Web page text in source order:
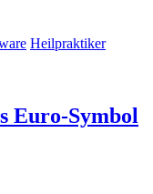
Heilpraktiker
Euro-Symbol